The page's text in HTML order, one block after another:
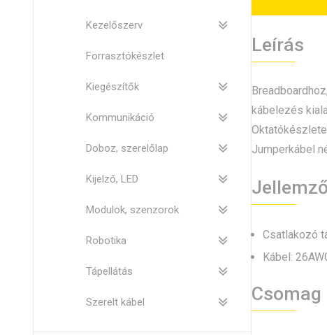
Leírás
kábelezés
Jumperkábel
Jellemző
Csatlakozó
Kábel:
Csomag
Kezelőszerv
Forrasztókészlet
Kiegészítők
Kommunikáció
Doboz, szerelőlap
Kijelző, LED
Modulok, szenzorok
Robotika
Tápellátás
Szerelt kábel